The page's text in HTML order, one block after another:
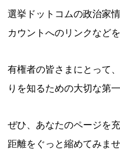
選挙ドットコムの政治家
カウントへのリンクなどを
有権者の皆さまにとって
りを知るための大切な第
ぜひ、あなたのページを
距離をぐっと縮めてみま